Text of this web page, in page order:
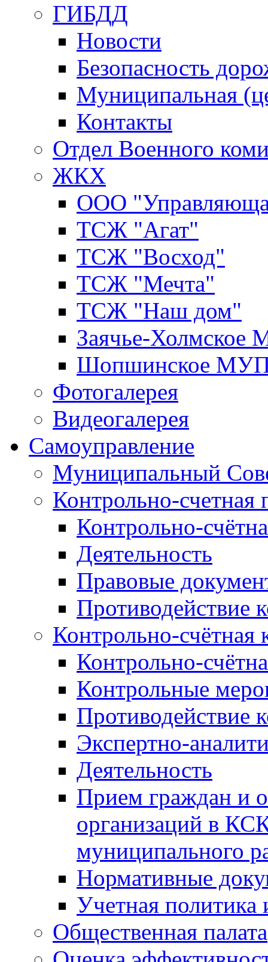
ГИБДД
Новости
Безопасность
Муниципальная
Контакты
Отдел Военного
ЖКХ
ООО
ТСЖ "Агат"
ТСЖ "Восход"
ТСЖ "Мечта"
ТСЖ "Наш дом"
Заячье-
Шопшинское
Фотогалерея
Видеогалерея
Самоуправление
Муниципальный
Контрольно-счетная
Контрольно-
Деятельность
Правовые
Противодействие
Контрольно-счётная
Контрольно-
Контрольные
Противодействие
Экспертно-
Деятельность
Прием граждан и
организаций в
муниципального
Нормативные
Учетная политика
Общественная палата